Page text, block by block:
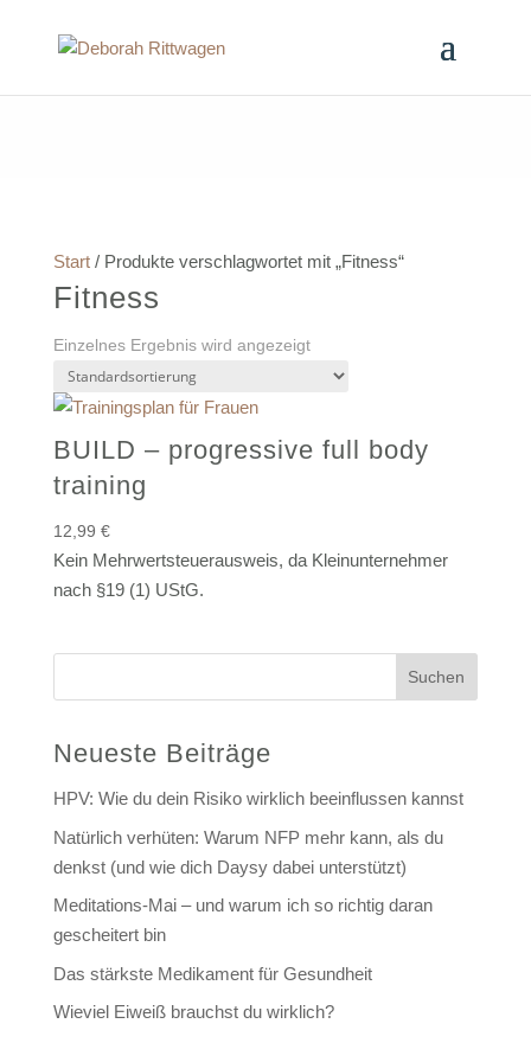
Start/ Produkte verschlagwortet mit „Fitness“
Fitness
Einzelnes Ergebnis wird angezeigt
BUILD – progressive full body
training
12,99 €
Kein Mehrwertsteuerausweis, da Kleinunternehmer
nach §19 (1) UStG.
Suchen
Neueste Beiträge
HPV: Wie du dein Risiko wirklich beeinflussen kannst
Natürlich verhüten: Warum NFP mehr kann, als du
denkst (und wie dich Daysy dabei unterstützt)
Meditations-Mai – und warum ich so richtig daran
gescheitert bin
Das stärkste Medikament für Gesundheit
Wieviel Eiweiß brauchst du wirklich?